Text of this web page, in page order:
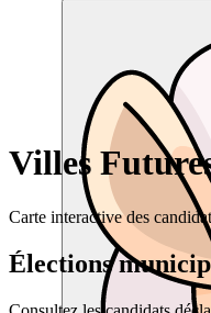
Villes
Carte interactive des
Élections